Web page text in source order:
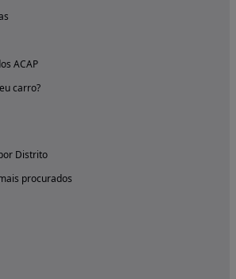
ACAP
carro?
Distrito
procurados